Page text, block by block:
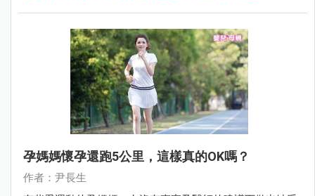
孕媽媽懷孕還跑5公里，這樣真的OK嗎？
作者：尹長生